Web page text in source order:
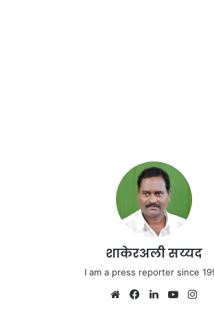
शाकेरअली सय्यद
I am a press reporter since
WebsiteFacebook
LinkedIn